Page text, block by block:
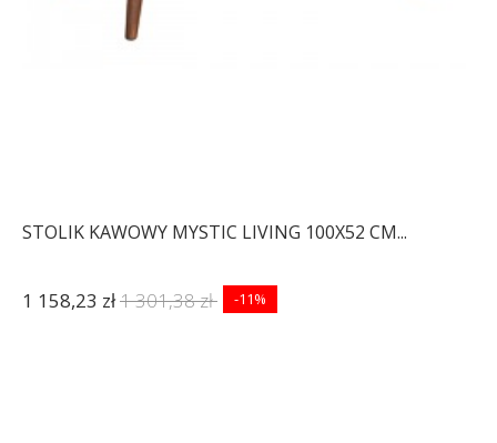
STOLIK KAWOWY MYSTIC LIVING 100X52 CM...
1 158,23 zł1 301,38 zł -11%